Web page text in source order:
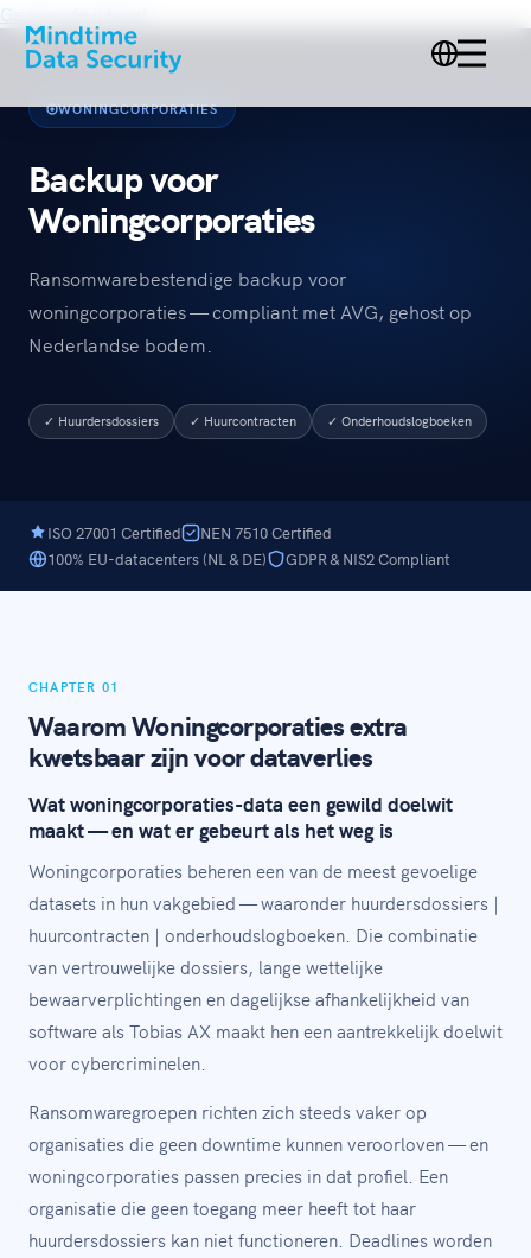
Ga naar de inhoud
WONINGCORPORATIES
Backup voor
Woningcorporaties
Ransomwarebestendige backup voor
woningcorporaties — compliant met AVG, gehost op
Nederlandse bodem.
✓ Huurdersdossiers ✓ Huurcontracten ✓ Onderhoudslogboeken
ISO 27001 Certified
NEN 7510 Certified
100% EU-datacenters (NL & DE)
GDPR & NIS2 Compliant
CHAPTER 01
Waarom Woningcorporaties extra
kwetsbaar zijn voor dataverlies
Wat woningcorporaties-data een gewild doelwit
maakt — en wat er gebeurt als het weg is
Woningcorporaties beheren een van de meest gevoelige
datasets in hun vakgebied — waaronder huurdersdossiers |
huurcontracten | onderhoudslogboeken. Die combinatie
van vertrouwelijke dossiers, lange wettelijke
bewaarverplichtingen en dagelijkse afhankelijkheid van
software als Tobias AX maakt hen een aantrekkelijk doelwit
voor cybercriminelen.
Ransomwaregroepen richten zich steeds vaker op
organisaties die geen downtime kunnen veroorloven — en
woningcorporaties passen precies in dat profiel. Een
organisatie die geen toegang meer heeft tot haar
huurdersdossiers kan niet functioneren. Deadlines worden